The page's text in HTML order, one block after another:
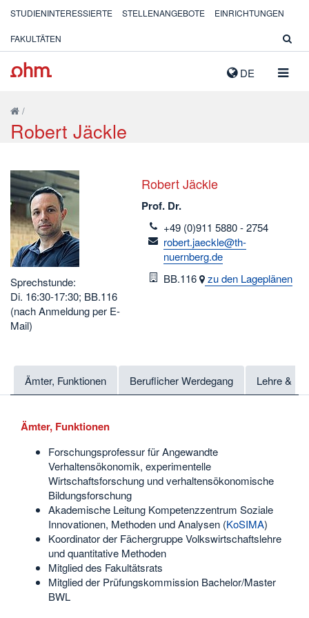
DE
STUDIENINTERESSIERTE STELLENANGEBOTE EINRICHTUNGEN
FAKULTÄTEN
/
Robert Jäckle
Sprechstunde:
Di. 16:30-17:30; BB.116
(nach Anmeldung per E-
Mail)
Robert Jäckle
Prof. Dr.
telefon
+49 (0)911 5880 - 2754
email
robert.jaeckle@th-
nuernberg.de
Raum
BB.116 zu den Lageplänen
Ämter, Funktionen Beruflicher Werdegang Lehre &
Ämter, Funktionen
Forschungsprofessur für Angewandte
Verhaltensökonomik, experimentelle
Wirtschaftsforschung und verhaltensökonomische
Bildungsforschung
Akademische Leitung Kompetenzzentrum Soziale
Innovationen, Methoden und Analysen (KoSIMA)
Koordinator der Fächergruppe Volkswirtschaftslehre
und quantitative Methoden
Mitglied des Fakultätsrats
Mitglied der Prüfungskommission Bachelor/Master
BWL